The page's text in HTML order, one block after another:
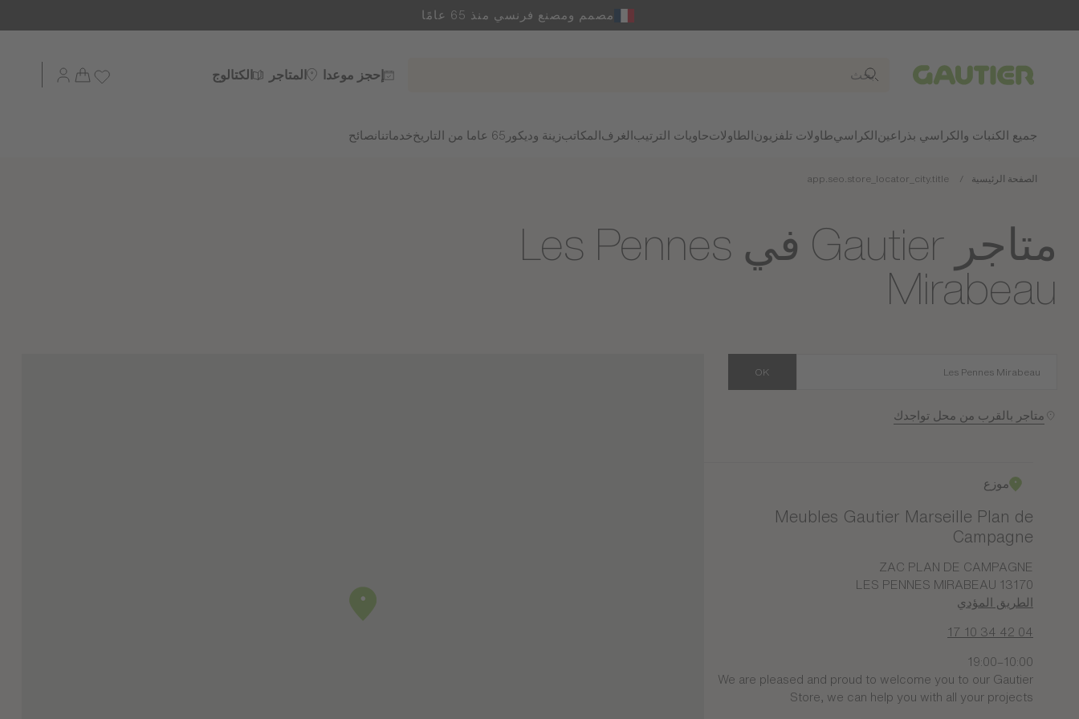
مصمم ومصنع فرنسي منذ 65 عامًا
Gautier إحجز موعدا المتاجر الكتالوج
جميع الكنبات والكراسي بذراعين الكراسيطاولات تلفزيون الطاولاتحاويات الترتيب الغرف المكاتبزينة وديكور 65 عاما من التاريخ خدماتنا نصائح
الصفحة الرئيسية app.seo.store_locator_city.title
متاجر Gautier في Les Pennes
Mirabeau
OK
متاجر بالقرب من محل تواجدك
موزع
Meubles Gautier Marseille Plan de
Campagne
ZAC PLAN DE CAMPAGNE
13170 LES PENNES MIRABEAU
الطريق المؤدي
04 42 34 10 17
10:00–19:00
We are pleased and proud to welcome you to our Gautier
Store, we can help you with all your projects